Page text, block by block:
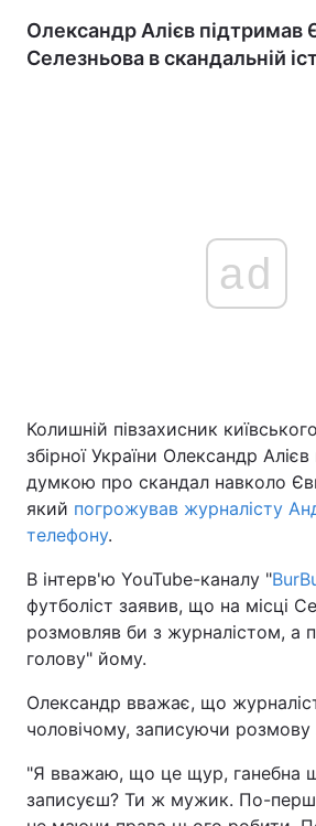
Олександр Алієв підтримав
Селезньова в скандальній
ad
Колишній півзахисник
збірної України Олександр
думкою про скандал навколо
який погрожував журналісту
телефону.
В інтерв'ю YouTube-каналу "
футболіст заявив, що на місці
розмовляв би з журналістом, а
голову" йому.
Олександр вважає, що
чоловічому, записуючи
"Я вважаю, що це щур, ганебна
записуєш? Ти ж мужик. По-